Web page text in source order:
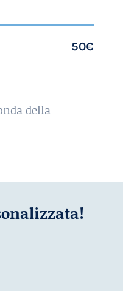
50€
della